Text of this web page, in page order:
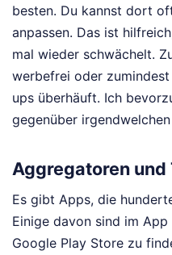
besten. Du kannst dort
anpassen. Das ist
mal wieder schwächelt.
werbefrei oder
ups überhäuft. Ich
gegenüber
Aggregatoren
Es gibt Apps, die
Einige davon sind im
Google Play Store zu